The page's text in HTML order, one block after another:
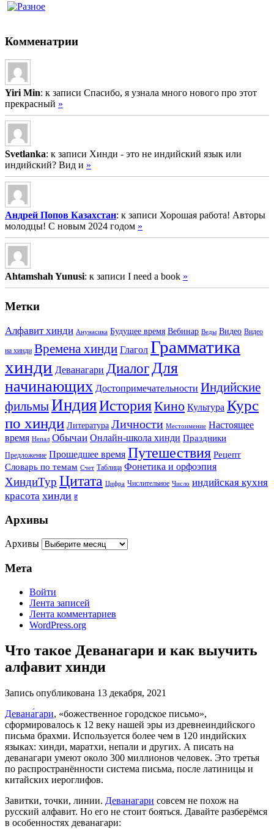
Комменатрии
Yiri Min: к записи Спасибо, я узнала много нового про этот
прекрасный »
Svetlanka: к записи Хинди - это не индийский язык или
индийский? Вид и »
Андрей Попов Казахстан: к записи Хорошая работа! Авторы
молодцы! С новым 2024 годом »
Ahtamshah Yunusi: к записи I need a book »
Метки
Алфавит хинди Анунасика Будущее время Вебинар Веды Видео Видео
на хинди Времена хинди Глагол Грамматика
хинди Деванагари Диалог Для
начинающих Достопримечательности Индийские
фильмыИндияИсторияКино Культура Курс
по хинди Литература Личности Местоимение Настоящее
время Непал Обычаи Онлайн-школа хинди Праздники
Предложение Прошедшее время Путешествия Рецепт
Словарь по темам Счет Таблица Фонетика и орфоэпия
ХиндиТур Цитата Цифра Числительное Число индийская кухня
красота хинди ह
Архивы
Архивы
Мета
Войти
Лента записей
Лента комментариев
WordPress.org
Что такое Деванагари и как выучить
алфавит хинди
Запись опубликована 13 декабря, 2021
Девана́гари, «божественное городское письмо»,
сформировалось к 12 веку нашей эры из древнеиндийского
письма брахми. Используется более чем в 120 индийских
языках: хинди, маратхи, непали и других. А писать на
деванагари умеют около 300 миллионов человек. Это третья
по распространённости система письма, после латиницы и
китайских иероглифов.
Завитки, точки, линии. Деванагари совсем не похож на
русский алфавит. Но его не стоит бояться. Давайте разберёмся
в особенностях деванагари: